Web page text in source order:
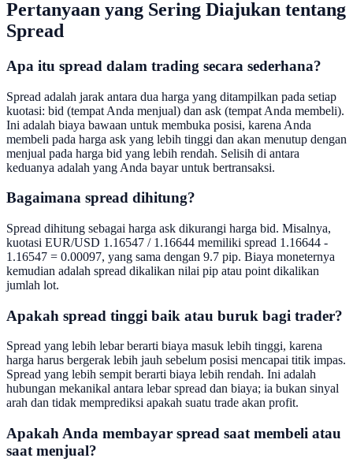
Pertanyaan yang Sering Diajukan tentang
Spread
Apa itu spread dalam trading secara sederhana?
Spread adalah jarak antara dua harga yang ditampilkan pada setiap
kuotasi: bid (tempat Anda menjual) dan ask (tempat Anda membeli).
Ini adalah biaya bawaan untuk membuka posisi, karena Anda
membeli pada harga ask yang lebih tinggi dan akan menutup dengan
menjual pada harga bid yang lebih rendah. Selisih di antara
keduanya adalah yang Anda bayar untuk bertransaksi.
Bagaimana spread dihitung?
Spread dihitung sebagai harga ask dikurangi harga bid. Misalnya,
kuotasi EUR/USD 1.16547 / 1.16644 memiliki spread 1.16644 -
1.16547 = 0.00097, yang sama dengan 9.7 pip. Biaya moneternya
kemudian adalah spread dikalikan nilai pip atau point dikalikan
jumlah lot.
Apakah spread tinggi baik atau buruk bagi trader?
Spread yang lebih lebar berarti biaya masuk lebih tinggi, karena
harga harus bergerak lebih jauh sebelum posisi mencapai titik impas.
Spread yang lebih sempit berarti biaya lebih rendah. Ini adalah
hubungan mekanikal antara lebar spread dan biaya; ia bukan sinyal
arah dan tidak memprediksi apakah suatu trade akan profit.
Apakah Anda membayar spread saat membeli atau
saat menjual?